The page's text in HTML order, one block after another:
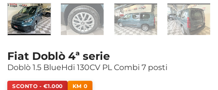
Fiat Doblò 4ª serie
Doblò 1.5 BlueHdi 130CV PL Combi 7 posti
SCONTO - €1.000 KM 0